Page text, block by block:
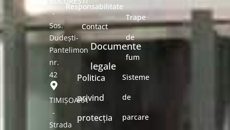
-
Sos.
Dudești-
Pantelimon
nr.
42
TIMIȘOARA
-
Strada
Responsabilitate
Contact
Documente
legale
Politica
privind
protecția
Trape
de
fum
Sisteme
de
parcare